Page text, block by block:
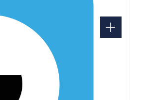
Gilbert
41d, 24594
Gilbert